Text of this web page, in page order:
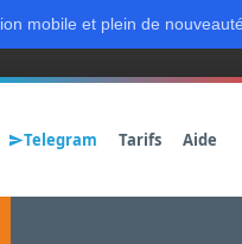
mobile et plein de
Telegram Tarifs Aide